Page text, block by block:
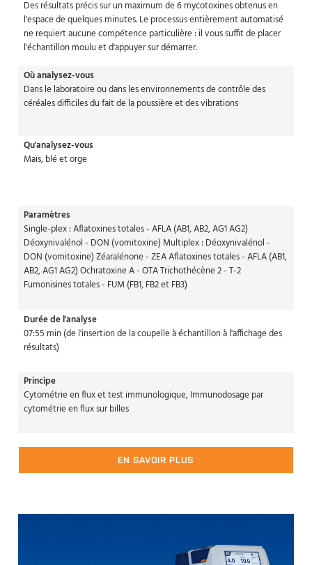
Des résultats précis sur un maximum de 6 mycotoxines obtenus en
l'espace de quelques minutes. Le processus entièrement automatisé
ne requiert aucune compétence particulière : il vous suffit de placer
l'échantillon moulu et d'appuyer sur démarrer.
Où analysez-vous
Dans le laboratoire ou dans les environnements de contrôle des
céréales difficiles du fait de la poussière et des vibrations
Qu'analysez-vous
Maïs, blé et orge
Paramètres
Single-plex : Aflatoxines totales - AFLA (AB1, AB2, AG1 AG2)
Déoxynivalénol - DON (vomitoxine) Multiplex : Déoxynivalénol -
DON (vomitoxine) Zéaralénone - ZEA Aflatoxines totales - AFLA (AB1,
AB2, AG1 AG2) Ochratoxine A - OTA Trichothécène 2 - T-2
Fumonisines totales - FUM (FB1, FB2 et FB3)
Durée de l'analyse
07:55 min (de l'insertion de la coupelle à échantillon à l'affichage des
résultats)
Principe
Cytométrie en flux et test immunologique, Immunodosage par
cytométrie en flux sur billes
EN SAVOIR PLUS